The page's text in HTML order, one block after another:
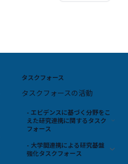
タスクフォース
タスクフォースの活動
- エビデンスに基づく分野をこ
えた研究連携に関するタスク
フォース
- 大学間連携による研究基盤
強化タスクフォース